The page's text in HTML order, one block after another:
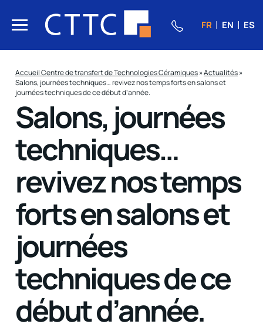
FR EN ES
Accueil Centre de transfert de Technologies Céramiques»Actualités»
Salons, journées techniques… revivez nos temps forts en salons et
journées techniques de ce début d’année.
Salons, journées
techniques…
revivez nos temps
forts en salons et
journées
techniques de ce
début d’année.